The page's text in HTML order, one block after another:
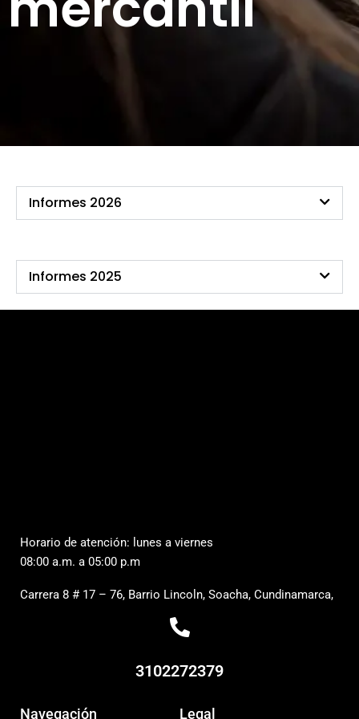
Informes 2026
Informes 2025
Horario de atención: lunes a viernes
08:00 a.m. a 05:00 p.m
Carrera 8 # 17 – 76, Barrio Lincoln, Soacha, Cundinamarca,
3102272379
Navegación Legal